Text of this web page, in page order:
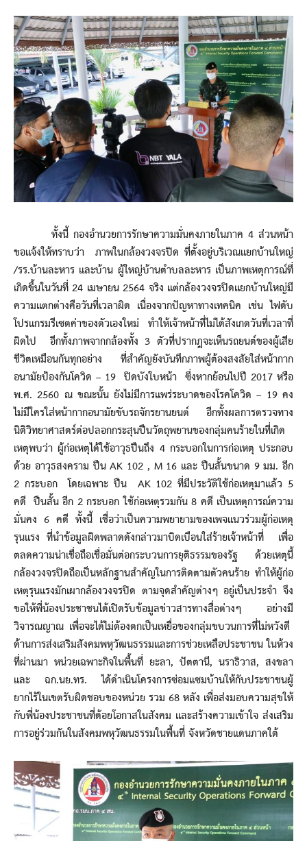
ทั้งนี้ กองอำนวยการรักษาความมั่นคงภายในภาค 4 ส่วนหน้า
ขอแจ้งให้ทราบว่า ภาพในกล้องวงจรปิด ที่ตั้งอยู่บริเวณแยกบ้านใหญ่
/รร.บ้านละหาร และบ้าน ผู้ใหญ่บ้านตำบลละหาร เป็นภาพเหตุการณ์ที่
เกิดขึ้นในวันที่ 24 เมษายน 2564 จริง แต่กล้องวงจรปิดแยกบ้านใหญ่มี
ความแตกต่างคือวันที่เวลาผิด เนื่องจากปัญหาทางเทคนิค เช่น ไฟดับ
โปรแกรมรีเซตค่าของตัวเองใหม่ ทำให้เจ้าหน้าที่ไม่ได้สังเกตวันที่เวลาที่
ผิดไป อีกทั้งภาพจากกล้องทั้ง 3 ตัวที่ปรากฎจะเห็นรถยนต์ของผู้เสีย
ชีวิตเหมือนกันทุกอย่าง ที่สำคัญยังบันทึกภาพผู้ต้องสงสัยใส่หน้ากาก
อนามัยป้องกันโควิด – 19 ปิดบังใบหน้า ซึ่งหากย้อนไปปี 2017 หรือ
พ.ศ. 2560 ณ ขณะนั้น ยังไม่มีการแพร่ระบาดของโรคโควิด – 19 คง
ไม่มีใครใส่หน้ากากอนามัยขับรถจักรยานยนต์ อีกทั้งผลการตรวจทาง
นิติวิทยาศาสตร์ต่อปลอกกระสุนปืนวัตถุพยานของกลุ่มคนร้ายในที่เกิด
เหตุพบว่า ผู้ก่อเหตุได้ใช้อาวุธปืนถึง 4 กระบอกในการก่อเหตุ ประกอบ
ด้วย อาวุธสงคราม ปืน AK 102 , M 16 และ ปืนสั้นขนาด 9 มม. อีก
2 กระบอก โดยเฉพาะ ปืน AK 102 ที่มีประวัติใช้ก่อเหตุมาแล้ว 5
คดี ปืนสั้น อีก 2 กระบอก ใช้ก่อเหตุรวมกัน 8 คดี เป็นเหตุการณ์ความ
มั่นคง 6 คดี ทั้งนี้ เชื่อว่าเป็นความพยายามของเพจแนวร่วมผู้ก่อเหตุ
รุนแรง ที่นำข้อมูลผิดพลาดดังกล่าวมาบิดเบือนใส่ร้ายเจ้าหน้าที่ เพื่อ
ตลดความน่าเชื่อถือเชื่อมั่นต่อกระบวนการยุติธรรมของรัฐ ด้วยเหตุนี้
กล้องวงจรปิดถือเป็นหลักฐานสำคัญในการติดตามตัวคนร้าย ทำให้ผู้ก่อ
เหตุรุนแรงมักเผากล้องวงจรปิด ตามจุดสำคัญต่างๆ อยู่เป็นประจำ จึง
ขอให้พี่น้องประชาชนได้เปิดรับข้อมูลข่าวสารทางสื่อต่างๆ อย่างมี
วิจารณญาณ เพื่อจะได้ไม่ต้องตกเป็นเหยื่อของกลุ่มขบวนการที่ไม่หวังดี
ด้านการส่งเสริมสังคมพหุวัฒนธรรมและการช่วยเหลือประชาชน ในห้วง
ที่ผ่านมา หน่วยเฉพาะกิจในพื้นที่ ยะลา, ปัตตานี, นราธิวาส, สงขลา
และ ฉก.นย.ทร. ได้ดำเนินโครงการซ่อมแซมบ้านให้กับประชาชนผู้
ยากไร้ในเขตรับผิดชอบของหน่วย รวม 68 หลัง เพื่อส่งมอบความสุขให้
กับพี่น้องประชาชนที่ด้อยโอกาสในสังคม และสร้างความเข้าใจ ส่งเสริม
การอยู่ร่วมกันในสังคมพหุวัฒนธรรมในพื้นที่ จังหวัดชายแดนภาคใต้